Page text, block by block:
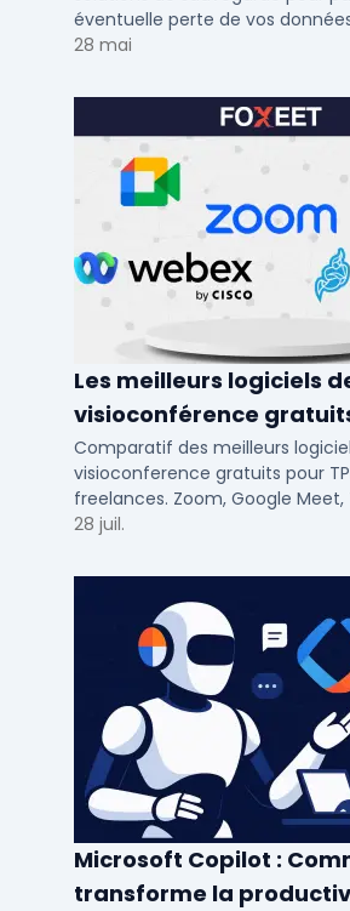
éventuelle perte de vos
Voici notre ...
28 mai
Les meilleurs logiciels
visioconférence
Comparatif des meilleurs
visioconference gratuits pour
freelances. Zoom, Google Meet,
participants, fonctions cles pour
28 juil.
Microsoft Copilot :
transforme la